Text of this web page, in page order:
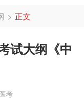
> 正文
试大纲《中
考